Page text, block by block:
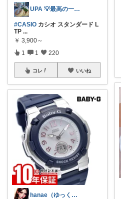
UPA 💡最高の一日を💡
#CASIO カシオ スタンダード L
TP ...
￥ 3,900～
1 1 220
コレ いいね
hanae（ゆっくりと進む）